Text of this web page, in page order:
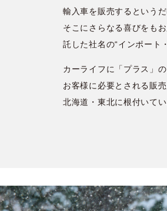
輸入車を販売するというだ
そこにさらなる喜びをも
託した社名の“インポート
カーライフに「プラス」
お客様に必要とされる販売
北海道・東北に根付いてい